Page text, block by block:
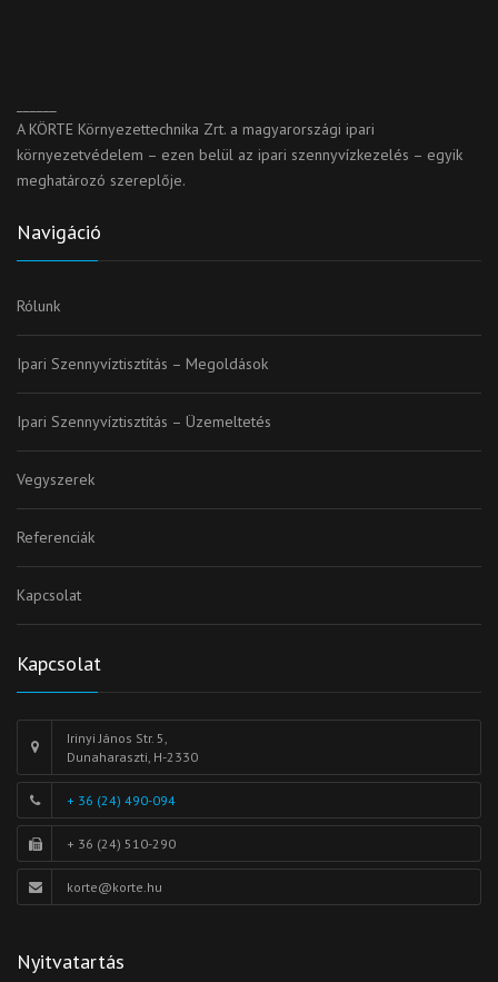
A KÖRTE Környezettechnika Zrt. a magyarországi ipari
környezetvédelem – ezen belül az ipari szennyvízkezelés – egyik
meghatározó szereplője.
Navigáció
Rólunk
Ipari Szennyvíztisztítás – Megoldások
Ipari Szennyvíztisztítás – Üzemeltetés
Vegyszerek
Referenciák
Kapcsolat
Kapcsolat
Irinyi János Str. 5,
Dunaharaszti, H-2330
+ 36 (24) 490-094
+ 36 (24) 510-290
korte@korte.hu
Nyitvatartás